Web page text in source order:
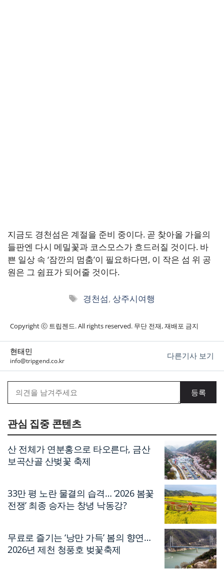
지금도 경천섬은 계절을 준비 중이다. 곧 찾아올 가을의
들판엔 다시 메밀꽃과 코스모스가 흐드러질 것이다. 바
쁜 일상 속 ‘잠깐의 멈춤’이 필요하다면, 이 작은 섬 위 공
원은 그 쉼표가 되어줄 것이다.
태
경천섬, 상주시여행
Copyright ⓒ 트립젠드. All rights reserved. 무단 전재, 재배포 금지
현태민
info@tripgend.co.kr
다른기사 보기
관심 집중 콘텐츠
산 전체가 연분홍으로 타오른다, 금산
보곡산골 산벚꽃 축제
33만 평 노란 물결의 습격… ‘2026 봄꽃
전쟁’ 최종 승자는 창녕 낙동강?
무료로 즐기는 ‘낭만 가득’ 봄의 향연…
2026년 제천 청풍호 벚꽃축제